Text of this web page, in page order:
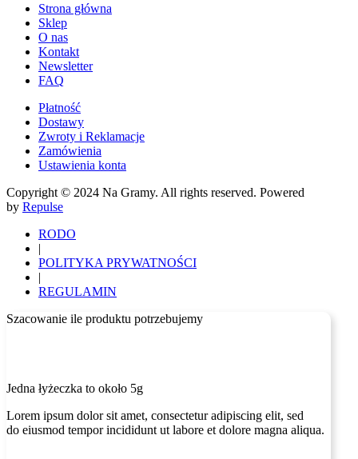
Strona główna
Sklep
O nas
Kontakt
Newsletter
FAQ
Płatność
Dostawy
Zwroty i Reklamacje
Zamówienia
Ustawienia konta
Copyright © 2024 Na Gramy. All rights reserved. Powered
by Repulse
RODO
|
POLITYKA PRYWATNOŚCI
|
REGULAMIN
Szacowanie ile produktu potrzebujemy
Jedna łyżeczka to około 5g
Lorem ipsum dolor sit amet, consectetur adipiscing elit, sed
do eiusmod tempor incididunt ut labore et dolore magna aliqua.